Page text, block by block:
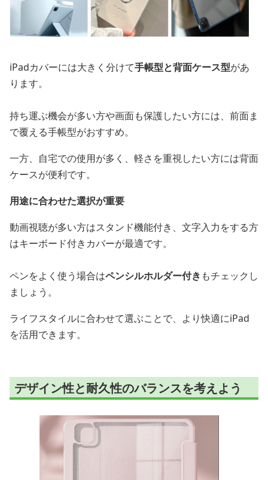
iPadカバーには大きく分けて手帳型と背面ケース型があ
ります。
持ち運ぶ機会が多い方や画面も保護したい方には、前面ま
で覆える手帳型がおすすめ。
一方、自宅での使用が多く、軽さを重視したい方には背面
ケースが便利です。
用途に合わせた選択が重要
動画視聴が多い方はスタンド機能付き、文字入力をする方
はキーボード付きカバーが最適です。
ペンをよく使う場合はペンシルホルダー付き もチェックし
ましょう。
ライフスタイルに合わせて選ぶことで、より快適にiPad
を活用できます。
デザイン性と耐久性のバランスを考えよう